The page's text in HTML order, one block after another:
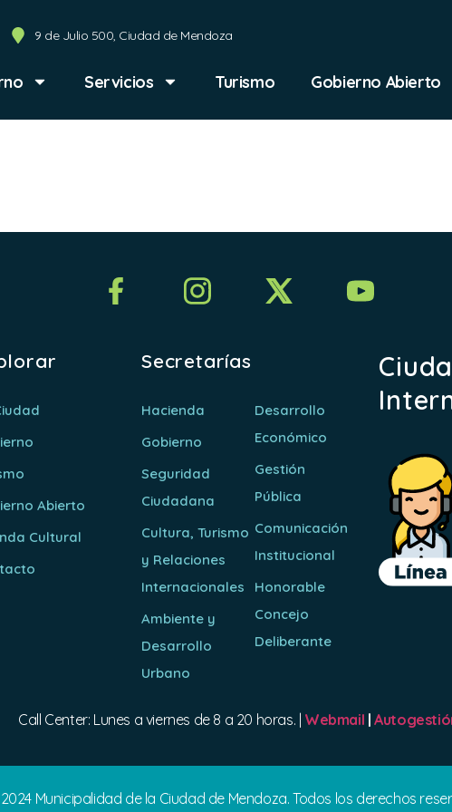
9 de Julio 500, Ciudad de Mendoza
Servicios Turismo Gobierno Abierto
Abierto
Cultural
Secretarías
Hacienda
Gobierno
Seguridad
Ciudadana
Cultura, Turismo
y Relaciones
Internacionales
Ambiente y
Desarrollo
Urbano
Desarrollo
Económico
Gestión
Pública
Comunicación
Institucional
Honorable
Concejo
Deliberante
Call Center: Lunes a viernes de 8 a 20 horas. | Webmail |
Municipalidad de la Ciudad de Mendoza. Todos los derechos